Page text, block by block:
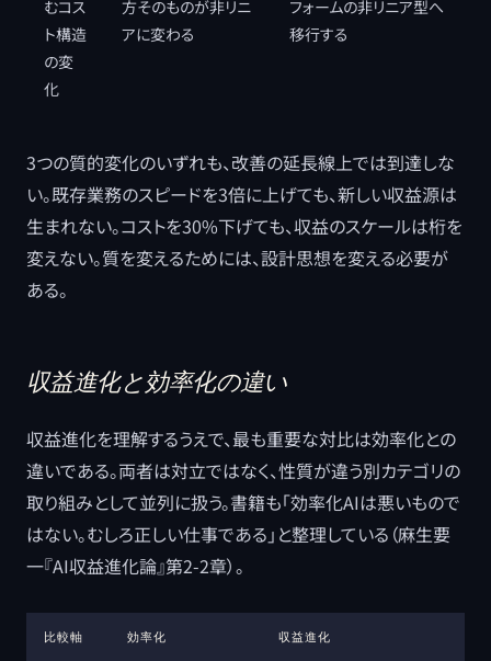
むコス
ト構造
の変
化
方そのものが非リニ
アに変わる
フォームの非リニア型へ
移行する
3つの質的変化のいずれも、改善の延長線上では到達しな
い。既存業務のスピードを3倍に上げても、新しい収益源は
生まれない。コストを30%下げても、収益のスケールは桁を
変えない。質を変えるためには、設計思想を変える必要が
ある。
収益進化と効率化の違い
収益進化を理解するうえで、最も重要な対比は効率化との
違いである。両者は対立ではなく、性質が違う別カテゴリの
取り組みとして並列に扱う。書籍も「効率化AIは悪いもので
はない。むしろ正しい仕事である」と整理している（麻生要
一『AI収益進化論』第2-2章）。
比較軸 効率化 収益進化